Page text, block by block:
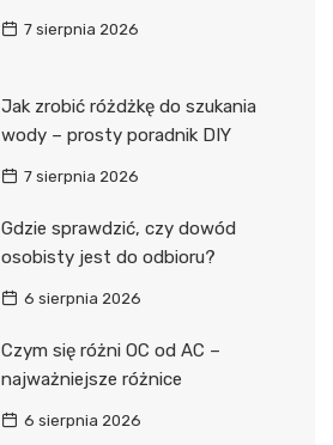
7 sierpnia 2026
Jak zrobić różdżkę do szukania
wody – prosty poradnik DIY
7 sierpnia 2026
Gdzie sprawdzić, czy dowód
osobisty jest do odbioru?
6 sierpnia 2026
Czym się różni OC od AC –
najważniejsze różnice
6 sierpnia 2026